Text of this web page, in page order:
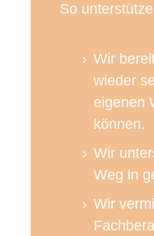
So
Wir
wieder
eigenen
können.
Wir
Weg in
Wir